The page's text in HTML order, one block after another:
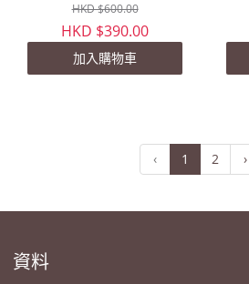
HKD $600.00
HKD $390.00
加入購物車
‹ 1 2 ›
資料